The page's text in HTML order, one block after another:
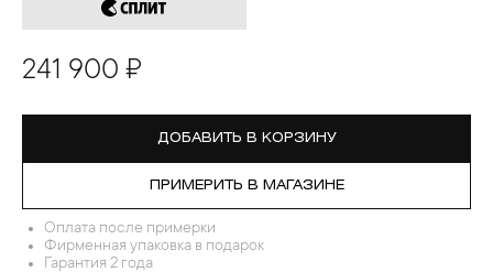
241 900 ₽
ДОБАВИТЬ В КОРЗИНУ
ПРИМЕРИТЬ В МАГАЗИНЕ
Оплата после примерки
Фирменная упаковка в подарок
Гарантия 2 года